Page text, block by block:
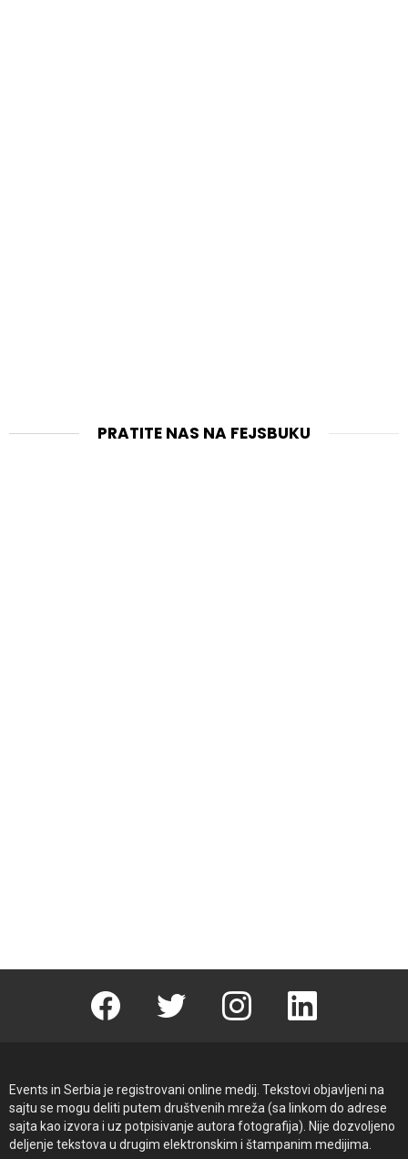
PRATITE NAS NA FEJSBUKU
Facebook Twitter instagram linkedin
Events in Serbia je registrovani online medij. Tekstovi objavljeni na
sajtu se mogu deliti putem društvenih mreža (sa linkom do adrese
sajta kao izvora i uz potpisivanje autora fotografija). Nije dozvoljeno
deljenje tekstova u drugim elektronskim i štampanim medijima.